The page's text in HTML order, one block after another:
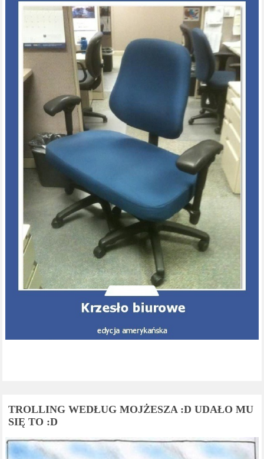
TROLLING WEDŁUG MOJŻESZA :D UDAŁO MU
SIĘ TO :D